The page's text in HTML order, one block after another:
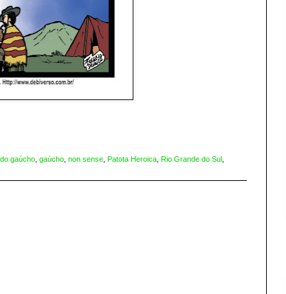
gaúcho gaúcho non sense Patota Heroica Rio Grande do Sul